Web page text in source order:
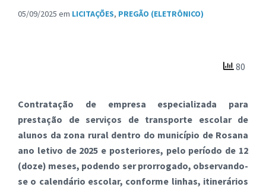
05/09/2025 em LICITAÇÕES, PREGÃO (ELETRÔNICO)
80
Contratação de empresa especializada para
prestação de serviços de transporte escolar de
alunos da zona rural dentro do município de Rosana
ano letivo de 2025 e posteriores, pelo período de 12
(doze) meses, podendo ser prorrogado, observando-
se o calendário escolar, conforme linhas, itinerários